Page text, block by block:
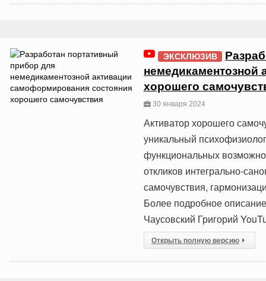
ЭКСКЛЮЗИВ
немедикаментозной
хорошего
30 января 2024
Активатор хорошего
уникальный
функциональных
откликов интегрально-
самочувствия,
Более подробное
Чаусовский Григорий
Открыть полную версию